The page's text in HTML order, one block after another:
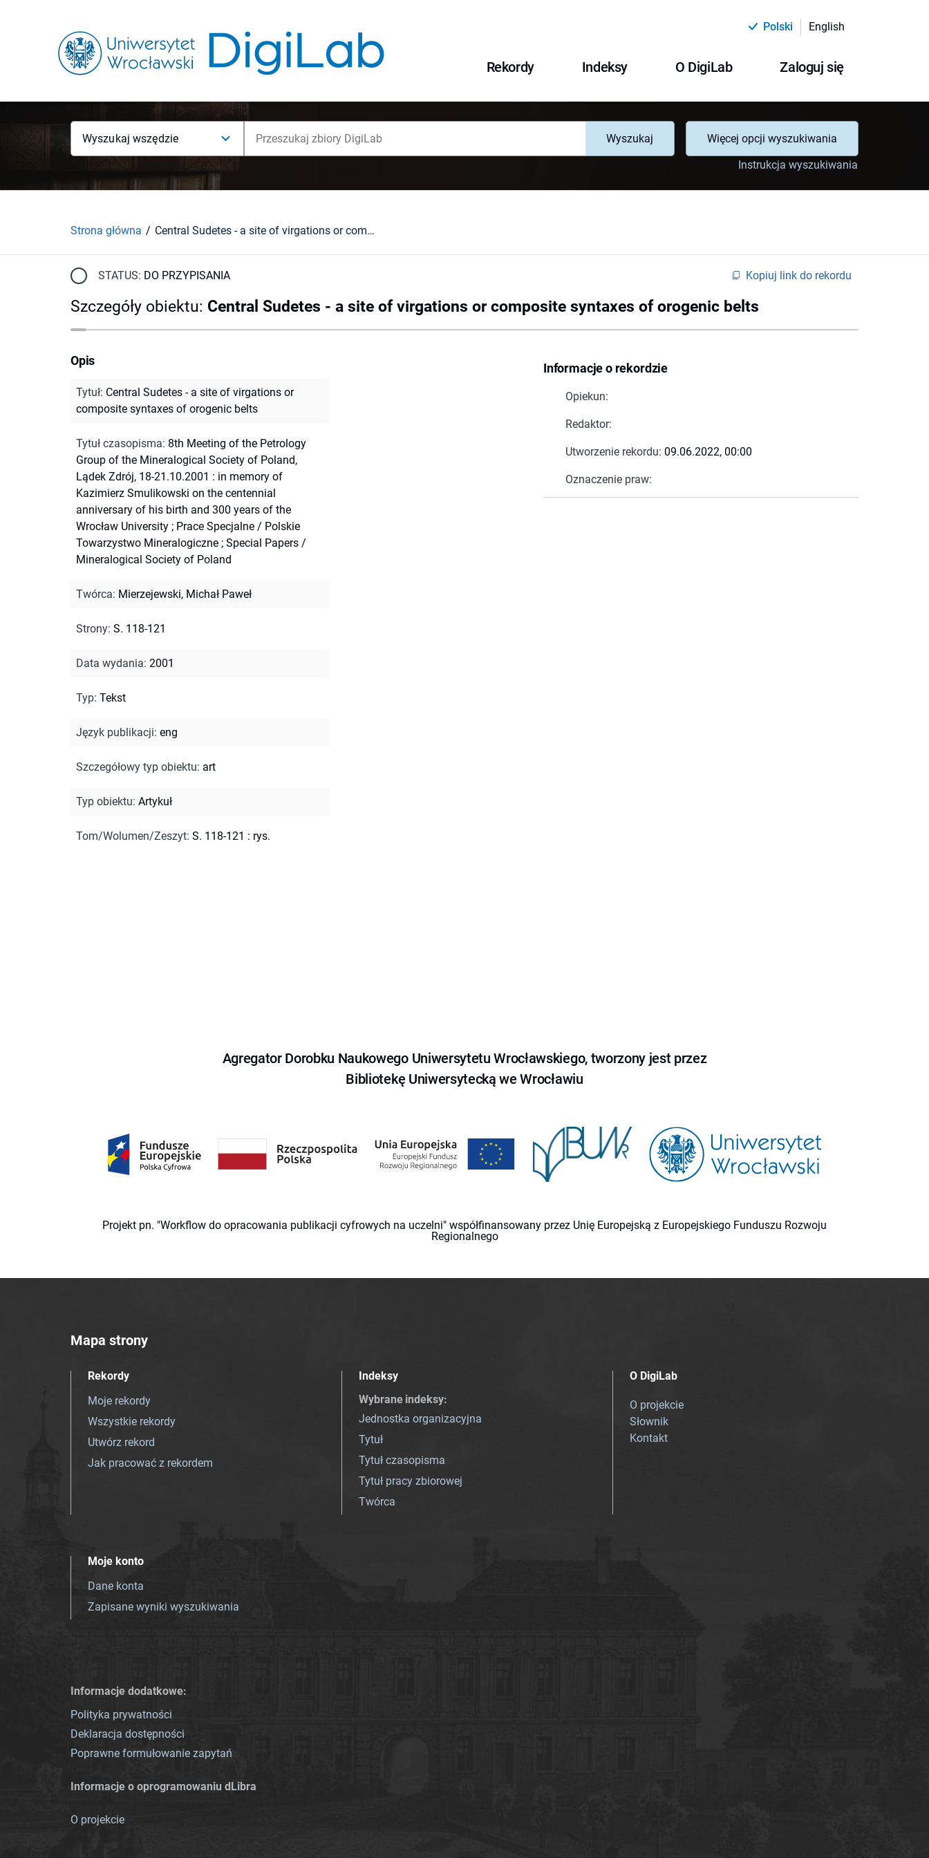
Polski English
Rekordy Indeksy O DigiLab Zaloguj się
Wyszukaj wszędzie Wyszukaj
Więcej opcji wyszukiwania
Instrukcja wyszukiwania
Strona główna Central Sudetes - a site of virgations or composite syntaxes of orogenic belts
STATUS: DO PRZYPISANIA Kopiuj link do rekordu
Szczegóły obiektu: Central Sudetes - a site of virgations or composite syntaxes of orogenic belts
Informacje o rekordzie
Opiekun:
Redaktor:
Utworzenie rekordu: 09.06.2022, 00:00
Oznaczenie praw:
Opis
Tytuł: Central Sudetes - a site of virgations or
composite syntaxes of orogenic belts
Tytuł czasopisma: 8th Meeting of the Petrology
Group of the Mineralogical Society of Poland,
Lądek Zdrój, 18-21.10.2001 : in memory of
Kazimierz Smulikowski on the centennial
anniversary of his birth and 300 years of the
Wrocław University ; Prace Specjalne / Polskie
Towarzystwo Mineralogiczne ; Special Papers /
Mineralogical Society of Poland
Twórca: Mierzejewski, Michał Paweł
Strony: S. 118-121
Data wydania: 2001
Typ: Tekst
Język publikacji: eng
Szczegółowy typ obiektu: art
Typ obiektu: Artykuł
Tom/Wolumen/Zeszyt: S. 118-121 : rys.
Agregator Dorobku Naukowego Uniwersytetu Wrocławskiego, tworzony jest przez
Bibliotekę Uniwersytecką we Wrocławiu
Projekt pn. "Workflow do opracowania publikacji cyfrowych na uczelni" współfinansowany przez Unię Europejską z Europejskiego Funduszu Rozwoju
Regionalnego
Mapa strony
Rekordy
Moje rekordy
Wszystkie rekordy
Utwórz rekord
Jak pracować z rekordem
Indeksy
Wybrane indeksy:
Jednostka organizacyjna
Tytuł
Tytuł czasopisma
Tytuł pracy zbiorowej
Twórca
O DigiLab
O projekcie
Słownik
Kontakt
Moje konto
Dane konta
Zapisane wyniki wyszukiwania
Informacje dodatkowe:
Polityka prywatności
Deklaracja dostępności
Poprawne formułowanie zapytań
Informacje o oprogramowaniu dLibra
O projekcie